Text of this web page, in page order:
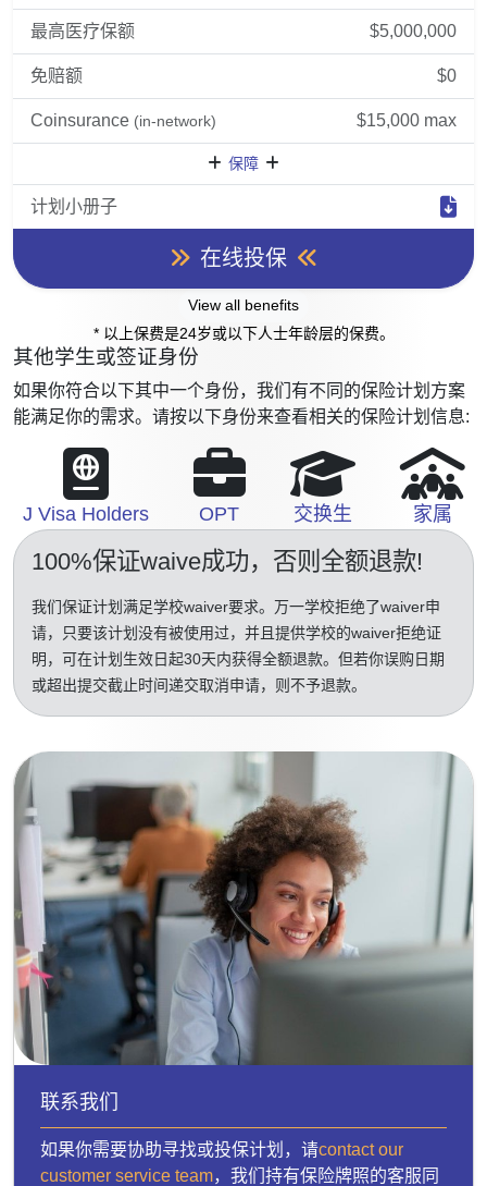
最高医疗保额 $5,000,000
免赔额 $0
Coinsurance (in-network) $15,000 max
保障
计划小册子
在线投保
View all benefits
* 以上保费是24岁或以下人士年龄层的保费。
其他学生或签证身份
如果你符合以下其中一个身份，我们有不同的保险计划方案
能满足你的需求。请按以下身份来查看相关的保险计划信息:
J Visa Holders OPT 交换生 家属
100%保证waive成功，否则全额退款!
我们保证计划满足学校waiver要求。万一学校拒绝了waiver申
请，只要该计划没有被使用过，并且提供学校的waiver拒绝证
明，可在计划生效日起30天内获得全额退款。但若你误购日期
或超出提交截止时间递交取消申请，则不予退款。
联系我们
如果你需要协助寻找或投保计划，请contact our
customer service team，我们持有保险牌照的客服同